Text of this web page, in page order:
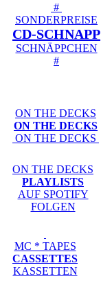
#
SONDERPREISE
CD-SCHNAPP
SCHNÄPPCHEN
#
ON THE DECKS
ON THE DECKS
ON THE DECKS
ON THE DECKS
PLAYLISTS
AUF SPOTIFY
FOLGEN
MC * TAPES
CASSETTES
KASSETTEN